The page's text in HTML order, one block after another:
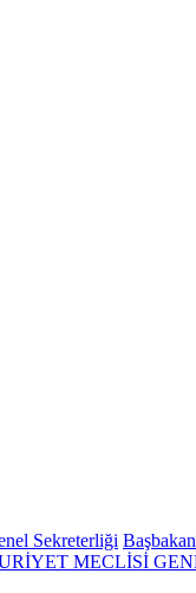
Sekreterliği
MECLİSİ